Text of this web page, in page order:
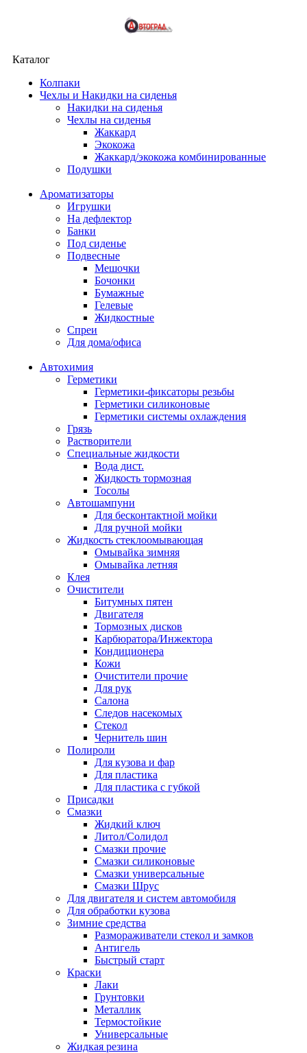
Каталог
Колпаки
Чехлы и Накидки на сиденья
Накидки на сиденья
Чехлы на сиденья
Жаккард
Экокожа
Жаккард/экокожа комбинированные
Подушки
Ароматизаторы
Игрушки
На дефлектор
Банки
Под сиденье
Подвесные
Мешочки
Бочонки
Бумажные
Гелевые
Жидкостные
Спреи
Для дома/офиса
Автохимия
Герметики
Герметики-фиксаторы резьбы
Герметики силиконовые
Герметики системы охлаждения
Грязь
Растворители
Специальные жидкости
Вода дист.
Жидкость тормозная
Тосолы
Автошампуни
Для бесконтактной мойки
Для ручной мойки
Жидкость стеклоомывающая
Омывайка зимняя
Омывайка летняя
Клея
Очистители
Битумных пятен
Двигателя
Тормозных дисков
Карбюратора/Инжектора
Кондиционера
Кожи
Очистители прочие
Для рук
Салона
Следов насекомых
Стекол
Чернитель шин
Полироли
Для кузова и фар
Для пластика
Для пластика с губкой
Присадки
Смазки
Жидкий ключ
Литол/Солидол
Смазки прочие
Смазки силиконовые
Смазки универсальные
Смазки Шрус
Для двигателя и систем автомобиля
Для обработки кузова
Зимние средства
Размораживатели стекол и замков
Антигель
Быстрый старт
Краски
Лаки
Грунтовки
Металлик
Термостойкие
Универсальные
Жидкая резина